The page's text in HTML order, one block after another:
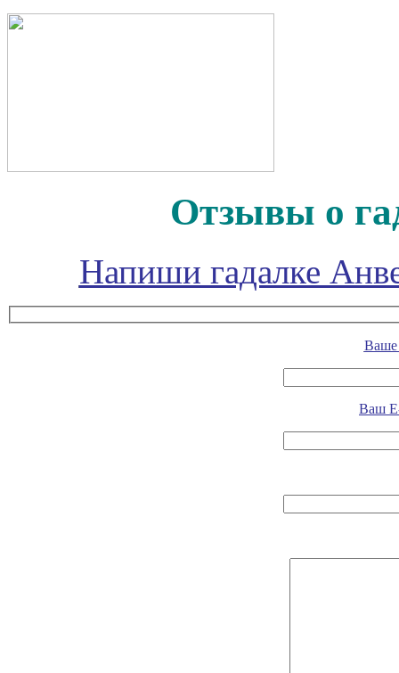
Отзывы о
Напиши гадалке
Ваше
Ваш